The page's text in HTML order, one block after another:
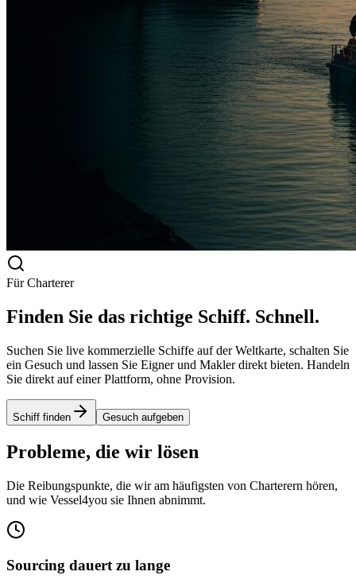
Für Charterer
Finden Sie das richtige Schiff. Schnell.
Suchen Sie live kommerzielle Schiffe auf der Weltkarte, schalten Sie
ein Gesuch und lassen Sie Eigner und Makler direkt bieten. Handeln
Sie direkt auf einer Plattform, ohne Provision.
Schiff finden Gesuch aufgeben
Probleme, die wir lösen
Die Reibungspunkte, die wir am häufigsten von Charterern hören,
und wie Vessel4you sie Ihnen abnimmt.
Sourcing dauert zu lange